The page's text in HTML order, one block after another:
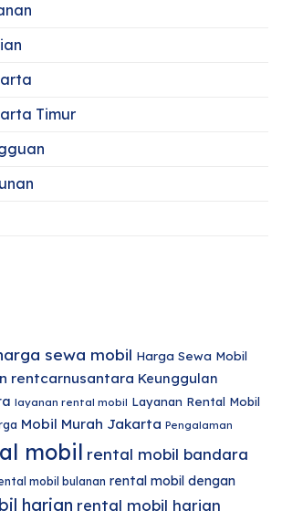
Timur
sewa mobil Harga Sewa Mobil
rentcarnusantara Keunggulan
layanan rental mobil Layanan Rental Mobil
Mobil Murah Jakarta Pengalaman
mobil rental mobil bandara
mobil bulanan rental mobil dengan
harian rental mobil harian